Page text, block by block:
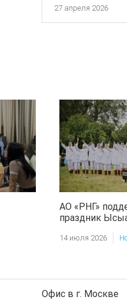
27 апреля 2026
АО «РНГ»
праздник
14 июля 2026
Офис в г. Москве